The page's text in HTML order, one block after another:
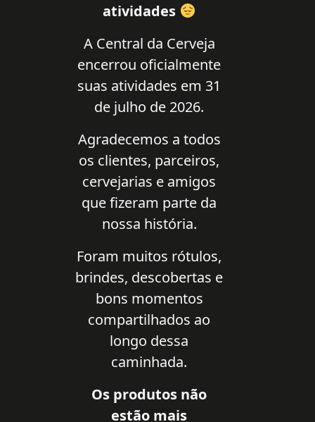
atividades
A Central da Cerveja
encerrou oficialmente
suas atividades em 31
de julho de 2026.
Agradecemos a todos
os clientes, parceiros,
cervejarias e amigos
que fizeram parte da
nossa história.
Foram muitos rótulos,
brindes, descobertas e
bons momentos
compartilhados ao
longo dessa
caminhada.
Os produtos não
estão mais